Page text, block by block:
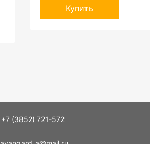
Купить
+7 (3852) 721-572